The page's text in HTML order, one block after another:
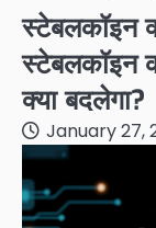
स्टेबलकॉइन
स्टेबलकॉइन
क्या बदलेगा?
January 27,